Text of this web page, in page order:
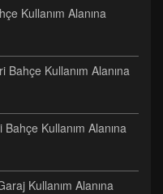
Kullanım Alanına
Kullanım Alanına
Kullanım Alanına
Kullanım Alanına